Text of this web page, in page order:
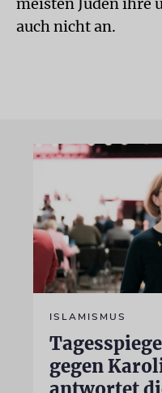
auch nicht an.
ISLAMISMUS
gegen